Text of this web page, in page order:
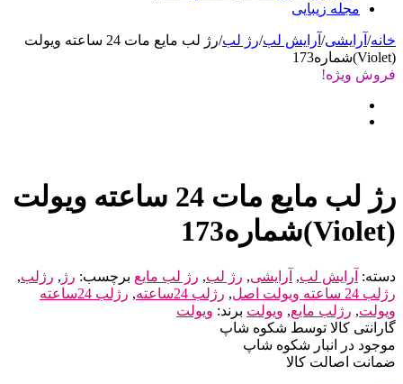
مجله زیبایی
خانه/ آرایشی/ آرایش لب/رژ لب/
رژ لب مایع مات 24 ساعته ویولت
(Violet)شماره173
فروش ویژه!
رژ لب مایع مات 24 ساعته ویولت
(Violet)شماره173
دسته: آرایش لب, آرایشی, رژ لب, رژ لب مایع برچسب: رژ , رژلب,
رژلب 24 ساعته ویولت اصل
, رژلب 24ساعته ,
رژلب 24ساعته
ویولت, رژلب مایع, ویولت برند: ویولت
گارانتی کالا توسط شکوه شاپ
موجود در انبار شکوه شاپ
ضمانت اصالت کالا